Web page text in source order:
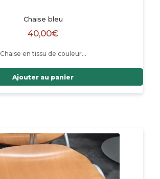
Chaise bleu
40,00€
Chaise en tissu de couleur…
Ajouter au panier